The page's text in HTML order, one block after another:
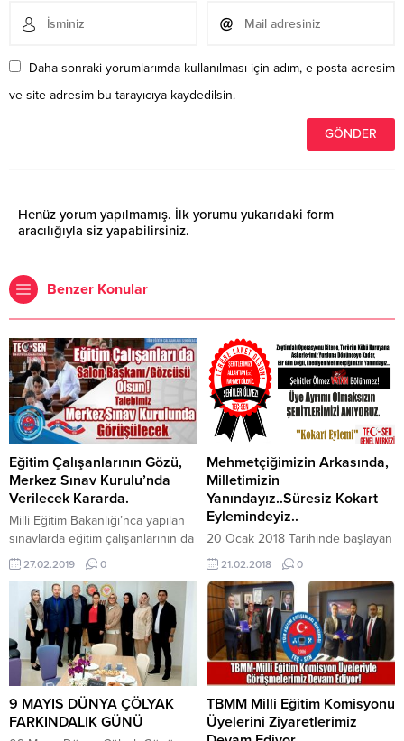
Daha sonraki yorumlarımda kullanılması için adım, e-posta adresim
ve site adresim bu tarayıcıya kaydedilsin.
Henüz yorum yapılmamış. İlk yorumu yukarıdaki form
aracılığıyla siz yapabilirsiniz.
Benzer Konular
Eğitim Çalışanlarının Gözü,
Merkez Sınav Kurulu’nda
Verilecek Kararda.
Milli Eğitim Bakanlığı’nca yapılan
sınavlarda eğitim çalışanlarının da
salon başkanı/gözcüsü olması
yönünde yürüttüğümüz çalışmalar
kapsamında geçtiğimiz Ocak ayı
içersinde Ölçme Değerlendirme
ve Sınav Hizmetleri Genel
Müdürü Dr. Sadri ŞENSOY ile
görüşme gerçekleştirmiştik.
Görüşmede kendisine ÖSYM
tarafından düzenlenen, KPSS vb
gibi sınavlar ile tatil dönemlerine
gelen sınavlarda eğitim
27.02.2019 0
Mehmetçiğimizin Arkasında,
Milletimizin
Yanındayız..Süresiz Kokart
Eylemindeyiz..
20 Ocak 2018 Tarihinde başlayan
Zeytindalı operasyonu ile
hedeflenen “Terörün Son
Bulması”, “Sınır Güvenliğinin
Sağlanması” ve “Ülkemizde
Misafir Olan Suriyelilerin
Ülkelerine Dönüşün Sağlanması”
konularında Türk Ordumuza
Üstün Başarılar Dileriz. Dün
olduğu gibi bugünde TEÇ-SEN –
Tüm Eğitim Çalışanları Sendikası
olarak Askerimizin Arkasındayız
21.02.2018 0
9 MAYIS DÜNYA ÇÖLYAK
FARKINDALIK GÜNÜ
TBMM Milli Eğitim Komisyonu
Üyelerini Ziyaretlerimiz